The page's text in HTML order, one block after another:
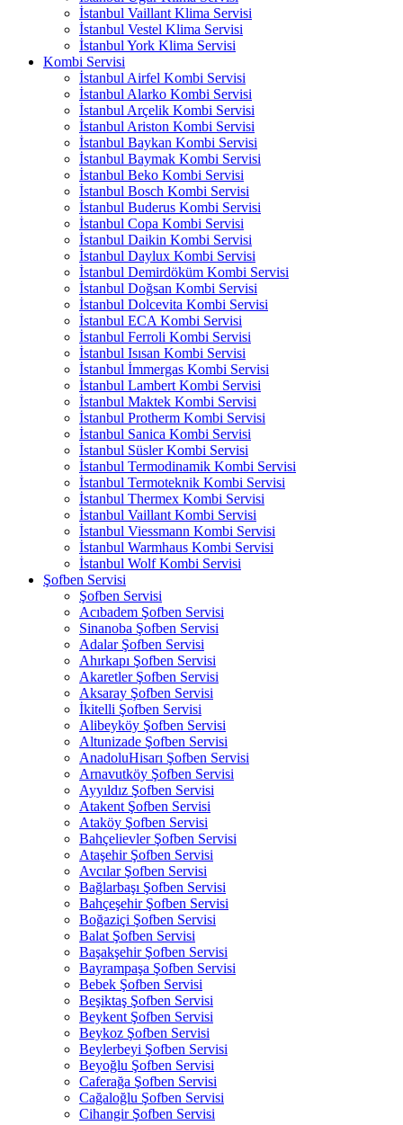
İstanbul Vaillant Klima Servisi
İstanbul Vestel Klima Servisi
İstanbul York Klima Servisi
Kombi Servisi
İstanbul Airfel Kombi Servisi
İstanbul Alarko Kombi Servisi
İstanbul Arçelik Kombi Servisi
İstanbul Ariston Kombi Servisi
İstanbul Baykan Kombi Servisi
İstanbul Baymak Kombi Servisi
İstanbul Beko Kombi Servisi
İstanbul Bosch Kombi Servisi
İstanbul Buderus Kombi Servisi
İstanbul Copa Kombi Servisi
İstanbul Daikin Kombi Servisi
İstanbul Daylux Kombi Servisi
İstanbul Demirdöküm Kombi Servisi
İstanbul Doğsan Kombi Servisi
İstanbul Dolcevita Kombi Servisi
İstanbul ECA Kombi Servisi
İstanbul Ferroli Kombi Servisi
İstanbul Isısan Kombi Servisi
İstanbul İmmergas Kombi Servisi
İstanbul Lambert Kombi Servisi
İstanbul Maktek Kombi Servisi
İstanbul Protherm Kombi Servisi
İstanbul Sanica Kombi Servisi
İstanbul Süsler Kombi Servisi
İstanbul Termodinamik Kombi Servisi
İstanbul Termoteknik Kombi Servisi
İstanbul Thermex Kombi Servisi
İstanbul Vaillant Kombi Servisi
İstanbul Viessmann Kombi Servisi
İstanbul Warmhaus Kombi Servisi
İstanbul Wolf Kombi Servisi
Şofben Servisi
Şofben Servisi
Acıbadem Şofben Servisi
Sinanoba Şofben Servisi
Adalar Şofben Servisi
Ahırkapı Şofben Servisi
Akaretler Şofben Servisi
Aksaray Şofben Servisi
İkitelli Şofben Servisi
Alibeyköy Şofben Servisi
Altunizade Şofben Servisi
AnadoluHisarı Şofben Servisi
Arnavutköy Şofben Servisi
Ayyıldız Şofben Servisi
Atakent Şofben Servisi
Ataköy Şofben Servisi
Bahçelievler Şofben Servisi
Ataşehir Şofben Servisi
Avcılar Şofben Servisi
Bağlarbaşı Şofben Servisi
Bahçeşehir Şofben Servisi
Boğaziçi Şofben Servisi
Balat Şofben Servisi
Başakşehir Şofben Servisi
Bayrampaşa Şofben Servisi
Bebek Şofben Servisi
Beşiktaş Şofben Servisi
Beykent Şofben Servisi
Beykoz Şofben Servisi
Beylerbeyi Şofben Servisi
Beyoğlu Şofben Servisi
Caferağa Şofben Servisi
Cağaloğlu Şofben Servisi
Cihangir Şofben Servisi